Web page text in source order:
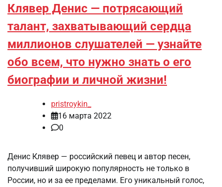
Клявер Денис — потрясающий
талант, захватывающий сердца
миллионов слушателей — узнайте
обо всем, что нужно знать о его
биографии и личной жизни!
pristroykin_
16 марта 2022
0
Денис Клявер — российский певец и автор песен,
получивший широкую популярность не только в
России, но и за ее пределами. Его уникальный голос,